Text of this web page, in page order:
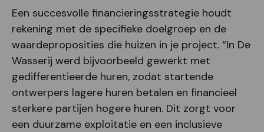
Een succesvolle financieringsstrategie houdt
rekening met de specifieke doelgroep en de
waardeproposities die huizen in je project. “In De
Wasserij werd bijvoorbeeld gewerkt met
gedifferentieerde huren, zodat startende
ontwerpers lagere huren betalen en financieel
sterkere partijen hogere huren. Dit zorgt voor
een duurzame exploitatie en een inclusieve